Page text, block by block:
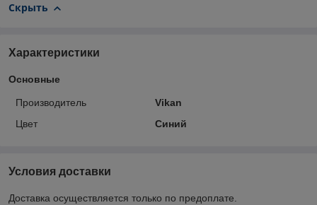
Скрыть
Характеристики
Основные
Производитель
Vikan
Цвет
Синий
Условия доставки
Доставка осуществляется только по предоплате.